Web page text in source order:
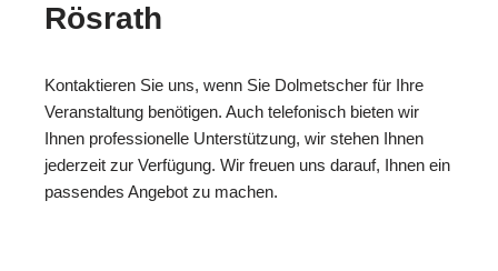
Rösrath
Kontaktieren Sie uns, wenn Sie Dolmetscher für Ihre
Veranstaltung benötigen. Auch telefonisch bieten wir
Ihnen professionelle Unterstützung, wir stehen Ihnen
jederzeit zur Verfügung. Wir freuen uns darauf, Ihnen ein
passendes Angebot zu machen.